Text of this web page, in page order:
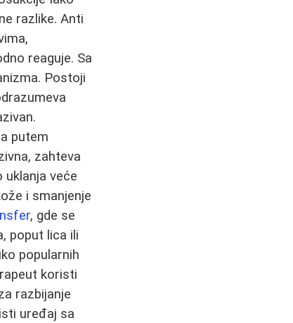
razlike. Anti
reaguje. Sa
Postoji
putem
zahteva
veće
i smanjenje
, gde se
poput lica ili
popularnih
koristi
razbijanje
uređaj sa